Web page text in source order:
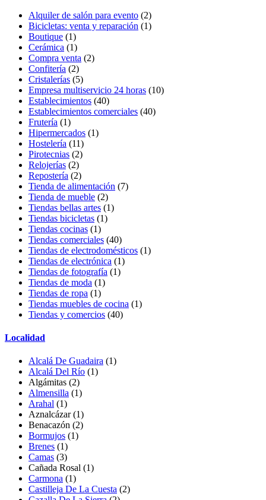
Alquiler de salón para evento (2)
Bicicletas: venta y reparación (1)
Boutique (1)
Cerámica (1)
Compra venta (2)
Confitería (2)
Cristalerías (5)
Empresa multiservicio 24 horas (10)
Establecimientos (40)
Establecimientos comerciales (40)
Frutería (1)
Hipermercados (1)
Hostelería (11)
Pirotecnias (2)
Relojerías (2)
Repostería (2)
Tienda de alimentación (7)
Tienda de mueble (2)
Tiendas bellas artes (1)
Tiendas bicicletas (1)
Tiendas cocinas (1)
Tiendas comerciales (40)
Tiendas de electrodomésticos (1)
Tiendas de electrónica (1)
Tiendas de fotografía (1)
Tiendas de moda (1)
Tiendas de ropa (1)
Tiendas muebles de cocina (1)
Tiendas y comercios (40)
Localidad
Alcalá De Guadaira (1)
Alcalá Del Río (1)
Algámitas (2)
Almensilla (1)
Arahal (1)
Aznalcázar(1)
Benacazón (2)
Bormujos (1)
Brenes (1)
Camas (3)
Cañada Rosal (1)
Carmona (1)
Castilleja De La Cuesta (2)